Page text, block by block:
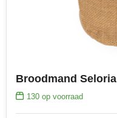
Broodmand Seloria
130op voorraad